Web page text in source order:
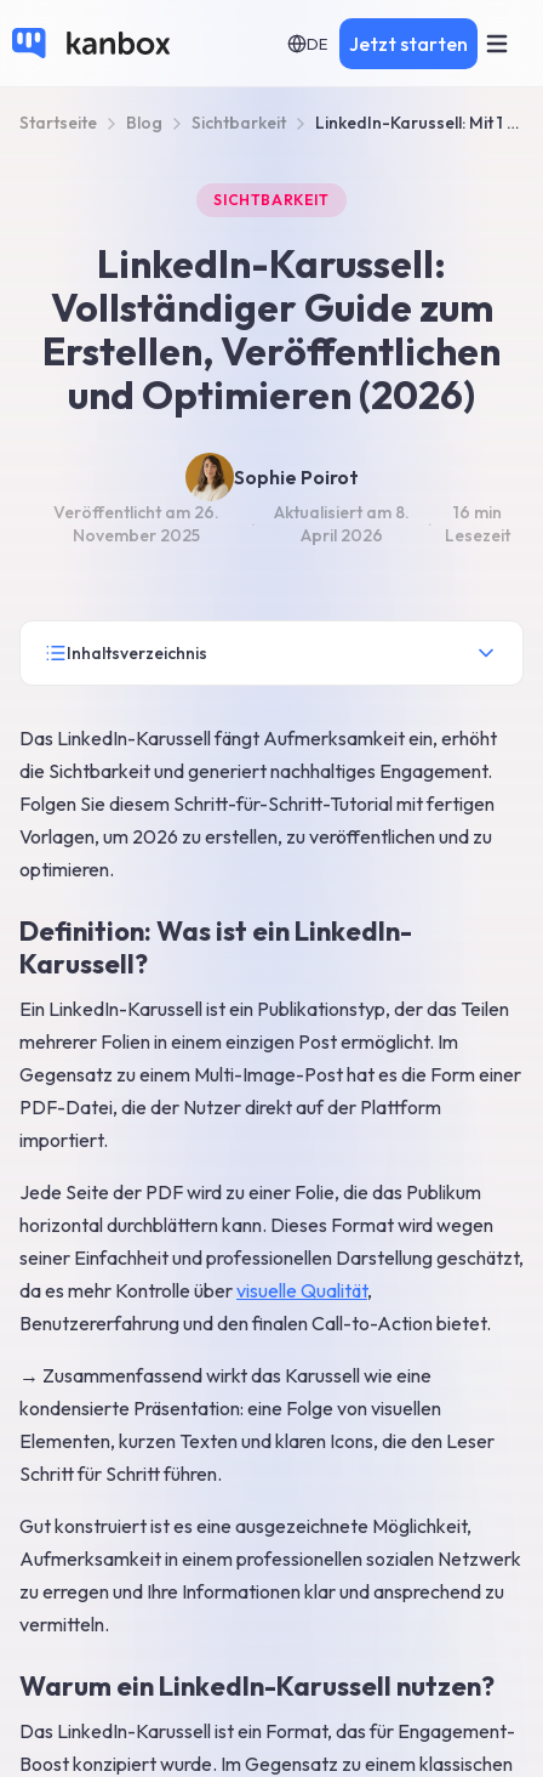
DE Jetzt starten
Startseite Blog Sichtbarkeit LinkedIn-Karussell: Mit 1 Klick erstellen + Guide 2026
SICHTBARKEIT
LinkedIn-Karussell:
Vollständiger Guide zum
Erstellen, Veröffentlichen
und Optimieren (2026)
Sophie Poirot
Veröffentlicht am 26.
November 2025
·
Aktualisiert am 8.
April 2026
·
16 min
Lesezeit
Inhaltsverzeichnis
Das LinkedIn-Karussell fängt Aufmerksamkeit ein, erhöht
die Sichtbarkeit und generiert nachhaltiges Engagement.
Folgen Sie diesem Schritt-für-Schritt-Tutorial mit fertigen
Vorlagen, um 2026 zu erstellen, zu veröffentlichen und zu
optimieren.
Definition: Was ist ein LinkedIn-
Karussell?
Ein LinkedIn-Karussell ist ein Publikationstyp, der das Teilen
mehrerer Folien in einem einzigen Post ermöglicht. Im
Gegensatz zu einem Multi-Image-Post hat es die Form einer
PDF-Datei, die der Nutzer direkt auf der Plattform
importiert.
Jede Seite der PDF wird zu einer Folie, die das Publikum
horizontal durchblättern kann. Dieses Format wird wegen
seiner Einfachheit und professionellen Darstellung geschätzt,
da es mehr Kontrolle übervisuelle Qualität,
Benutzererfahrung und den finalen Call-to-Action bietet.
→ Zusammenfassend wirkt das Karussell wie eine
kondensierte Präsentation: eine Folge von visuellen
Elementen, kurzen Texten und klaren Icons, die den Leser
Schritt für Schritt führen.
Gut konstruiert ist es eine ausgezeichnete Möglichkeit,
Aufmerksamkeit in einem professionellen sozialen Netzwerk
zu erregen und Ihre Informationen klar und ansprechend zu
vermitteln.
Warum ein LinkedIn-Karussell nutzen?
Das LinkedIn-Karussell ist ein Format, das für Engagement-
Boost konzipiert wurde. Im Gegensatz zu einem klassischen